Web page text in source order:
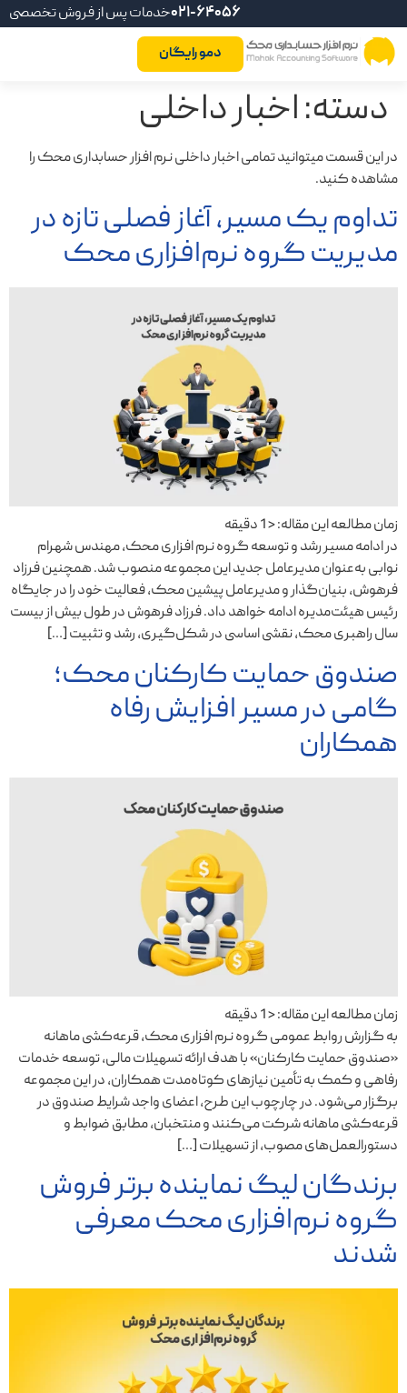
خدمات پس از فروش تخصصی021-64056
دمو رایگان
دسته:اخبار داخلی
در این قسمت میتوانید تمامی اخبار داخلی نرم افزار حسابداری محک را
مشاهده کنید.
تداوم یک مسیر، آغاز فصلی تازه در
مدیریت گروه نرم‌افزاری محک
زمان مطالعه این مقاله:< 1 دقیقه
در ادامه مسیر رشد و توسعه گروه نرم‌ افزاری محک، مهندس شهرام
نوابی به‌عنوان مدیرعامل جدید این مجموعه منصوب شد. همچنین فرزاد
فرهوش، بنیان‌گذار و مدیرعامل پیشین محک، فعالیت خود را در جایگاه
رئیس هیئت‌مدیره ادامه خواهد داد. فرزاد فرهوش در طول بیش از بیست
سال راهبری محک، نقشی اساسی در شکل‌گیری، رشد و تثبیت […]
صندوق حمایت کارکنان محک؛
گامی در مسیر افزایش رفاه
همکاران
زمان مطالعه این مقاله:< 1 دقیقه
به گزارش روابط عمومی گروه نرم‌ افزاری محک، قرعه‌کشی ماهانه
«صندوق حمایت کارکنان» با هدف ارائه تسهیلات مالی، توسعه خدمات
رفاهی و کمک به تأمین نیازهای کوتاه‌مدت همکاران، در این مجموعه
برگزار می‌شود. در چارچوب این طرح، اعضای واجد شرایط صندوق در
قرعه‌کشی ماهانه شرکت می‌کنند و منتخبان، مطابق ضوابط و
دستورالعمل‌های مصوب، از تسهیلات […]
برندگان لیگ نماینده برتر فروش
گروه نرم‌افزاری محک معرفی
شدند